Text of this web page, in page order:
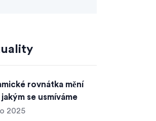
rovnátka mění
se usmíváme
2025